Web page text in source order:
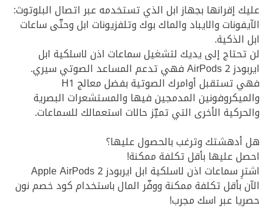
عليك إقرانها بجهاز ابل الذي تستخدمه عبر اتصال البلوتوث:
الآيفونات والايباد والماك بوك وتلفزيونات ابل وحتّى ساعات
ابل الذكية.
لن تحتاج إلى يديك لتشغيل سماعات اذن لاسلكية ابل
ايربودز AirPods 2 فهي تدعم المساعد الصوتي سيري.
فهي تستقبل أوامرك الصوتية بفضل معالج H1
والميكروفونين المدمجين فيها والمستشعرات البصرية
والحركية الأخرى التي تميّز حالات استعمالك للسماعات.
هل أدهشتك وترغب بالحصول عليها؟
احصل عليها بأقل تكلفة ممكنة!
اشترِ سماعات اذن لاسلكية ابل ايربودز Apple AirPods 2
الآن بأقل تكلفة ممكنة ووفّر المال باستخدام كود خصم نون
حصريا عبر اسك مجرب!